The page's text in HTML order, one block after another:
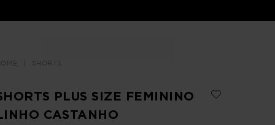
SHORTS
PLUS SIZE FEMININO
CASTANHO